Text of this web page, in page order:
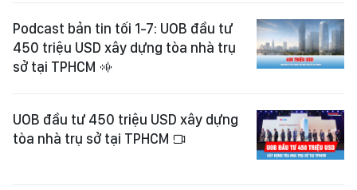
Podcast bản tin tối 1-7: UOB đầu tư
450 triệu USD xây dựng tòa nhà trụ
sở tại TPHCM
UOB đầu tư 450 triệu USD xây dựng
tòa nhà trụ sở tại TPHCM